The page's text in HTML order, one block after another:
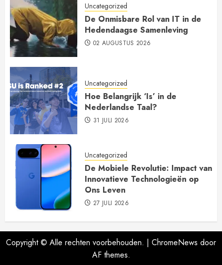
Uncategorized
De Onmisbare Rol van IT in de
Hedendaagse Samenleving
02 AUGUSTUS 2026
Uncategorized
Hoe Belangrijk ‘Is’ in de
Nederlandse Taal?
31 JULI 2026
Uncategorized
De Mobiele Revolutie: Impact van
Innovatieve Technologieën op
Ons Leven
27 JULI 2026
Copyright © Alle rechten voorbehouden. | ChromeNews door
AF themes.